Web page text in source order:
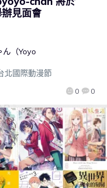
見面會
0 0
ん（Yoyo
北國際動漫節